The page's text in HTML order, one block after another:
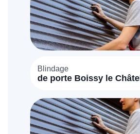
Blindage
de porte Boissy le Châtel